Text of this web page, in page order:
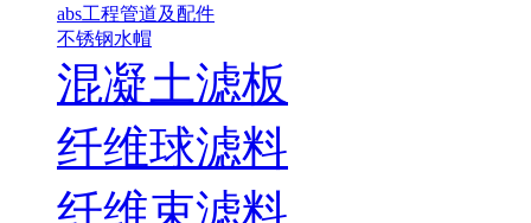
abs工程管道及配件
不锈钢水帽
混凝土滤板
纤维球滤料
纤维束滤料